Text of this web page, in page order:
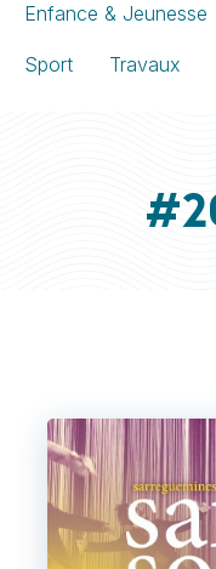
Enfance & Jeunesse
Sport Travaux